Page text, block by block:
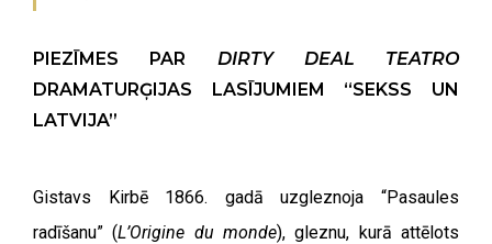
PIEZĪMES PAR DIRTY DEAL TEATRO
DRAMATURĢIJAS LASĪJUMIEM “SEKSS UN
LATVIJA”
Gistavs Kirbē 1866. gadā uzgleznoja “Pasaules
radīšanu” (L’Origine du monde), gleznu, kurā attēlots